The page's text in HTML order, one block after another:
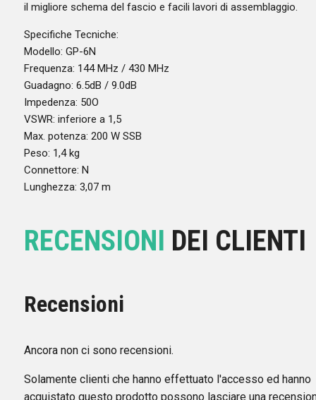
il migliore schema del fascio e facili lavori di assemblaggio.
Specifiche Tecniche:
Modello: GP-6N
Frequenza: 144 MHz / 430 MHz
Guadagno: 6.5dB / 9.0dB
Impedenza: 50O
VSWR: inferiore a 1,5
Max. potenza: 200 W SSB
Peso: 1,4 kg
Connettore: N
Lunghezza: 3,07 m
RECENSIONI DEI CLIENTI
Recensioni
Ancora non ci sono recensioni.
Solamente clienti che hanno effettuato l'accesso ed hanno
acquistato questo prodotto possono lasciare una